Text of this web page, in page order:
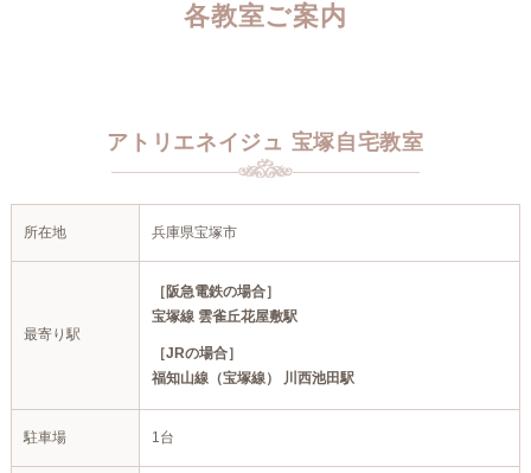
各教室ご案内
アトリエネイジュ 宝塚自宅教室
所在地 兵庫県宝塚市
最寄り駅
［阪急電鉄の場合］
宝塚線 雲雀丘花屋敷駅
［JRの場合］
福知山線（宝塚線） 川西池田駅
駐車場 1台